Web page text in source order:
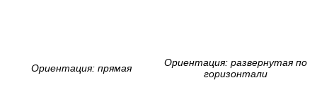
Ориентация: прямая
Ориентация: развернутая по
горизонтали